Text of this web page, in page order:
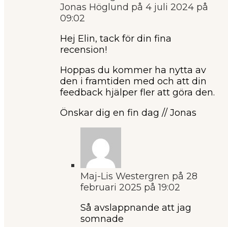
Jonas Höglund på 4 juli 2024 på
09:02
Hej Elin, tack för din fina
recension!
Hoppas du kommer ha nytta av
den i framtiden med och att din
feedback hjälper fler att göra den.
Önskar dig en fin dag // Jonas
Maj-Lis Westergren på 28
februari 2025 på 19:02
Så avslappnande att jag
somnade